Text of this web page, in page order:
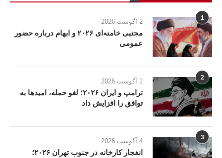
1 2 آگوست 2026
مجتبی خامنه‌ای ۲۰۲۶ و ابهام درباره حضور
عمومی
2 2 آگوست 2026
ترامپ و ایران ۲۰۲۶؛ لغو حمله، امیدها به
توافق را افزایش داد
3 4 آگوست 2026
انفجار کارخانه در جنوب تهران ۲۰۲۶؛